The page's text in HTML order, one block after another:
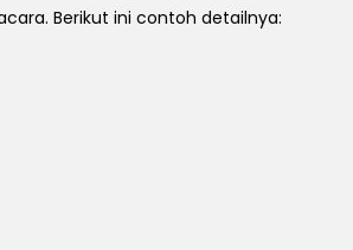
Berikut ini contoh detailnya: